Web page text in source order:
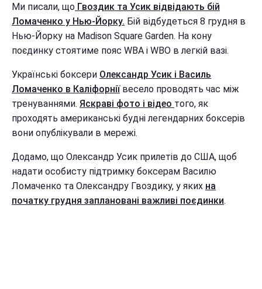
Ми писали, що Гвоздик та Усик відвідають бій
Ломаченко у Нью-Йорку. Бій відбудеться 8 грудня в
Нью-Йорку на Madison Square Garden. На кону
поєдинку стоятиме пояс WBA і WBO в легкій вазі.
Українські боксери Олександр Усик і Василь
Ломаченко в Каліфорніївесело проводять час між
тренуваннями. Яскраві фото і відео того, як
проходять американські будні легендарних боксерів
вони опублікували в мережі.
Додамо, що Олександр Усик прилетів до США, щоб
надати особисту підтримку боксерам Василю
Ломаченко та Олександру Гвоздику, у яких на
початку грудня заплановані важливі поєдинки.